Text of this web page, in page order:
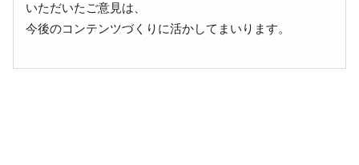
いただいたご意見は、
今後のコンテンツづくりに活かしてまいります。